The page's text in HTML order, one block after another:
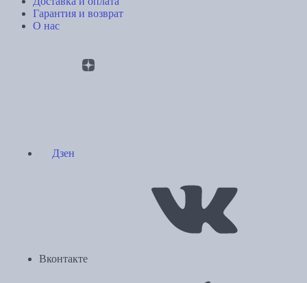
Гарантия и возврат
О нас
Дзен
Вконтакте